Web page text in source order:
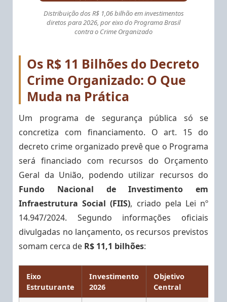
Distribuição dos R$ 1,06 bilhão em investimentos
diretos para 2026, por eixo do Programa Brasil
contra o Crime Organizado
Os R$ 11 Bilhões do Decreto
Crime Organizado: O Que
Muda na Prática
Um programa de segurança pública só se
concretiza com financiamento. O art. 15 do
decreto crime organizado prevê que o Programa
será financiado com recursos do Orçamento
Geral da União, podendo utilizar recursos do
Fundo Nacional de Investimento em
Infraestrutura Social (FIIS), criado pela Lei nº
14.947/2024. Segundo informações oficiais
divulgadas no lançamento, os recursos previstos
somam cerca de R$ 11,1 bilhões:
Eixo
Estruturante
Investimento
2026
Objetivo
Central